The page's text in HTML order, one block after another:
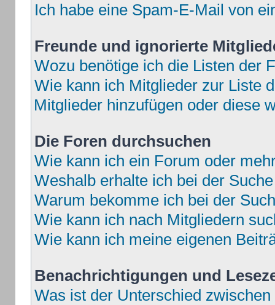
Ich habe eine Spam-E-Mail von
Freunde und ignorierte
Wozu benötige ich die Listen der
Wie kann ich Mitglieder zur Liste
Mitglieder hinzufügen oder diese
Die Foren durchsuchen
Wie kann ich ein Forum oder
Weshalb erhalte ich bei der
Warum bekomme ich bei der
Wie kann ich nach Mitgliedern
Wie kann ich meine eigenen
Benachrichtigungen und
Was ist der Unterschied